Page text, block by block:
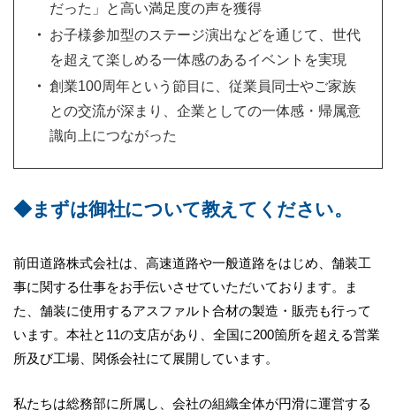
だった」と高い満足度の声を獲得
お子様参加型のステージ演出などを通じて、世代
を超えて楽しめる一体感のあるイベントを実現
創業100周年という節目に、従業員同士やご家族
との交流が深まり、企業としての一体感・帰属意
識向上につながった
◆まずは御社について教えてください。
前田道路株式会社は、高速道路や一般道路をはじめ、舗装工
事に関する仕事をお手伝いさせていただいております。ま
た、舗装に使用するアスファルト合材の製造・販売も行って
います。本社と11の支店があり、全国に200箇所を超える営業
所及び工場、関係会社にて展開しています。
私たちは総務部に所属し、会社の組織全体が円滑に運営する